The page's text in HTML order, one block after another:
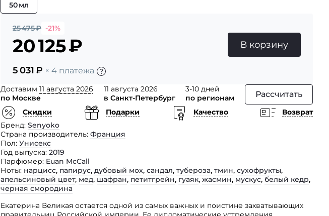
50 мл
25 475₽ -21%
20 125₽
5 031₽ × 4 платежа
В корзину
Доставим 11 августа 2026
по Москве
11 августа 2026
в Санкт-Петербург
3-10 дней
по регионам
Рассчитать
Скидки Подарки Качество
Возврат
Бренд Senyoko
Страна производитель Франция
Пол Унисекс
Год выпуска 2019
Парфюмер Euan McCall
Ноты нарцисс, папирус, дубовый мох, сандал, тубероза, тмин, сухофрукты,
апельсиновый цвет, мед, шафран, петитгрейн, гуаяк, жасмин, мускус, белый кедр,
черная смородина
Екатерина Великая остается одной из самых важных и поистине захватывающих